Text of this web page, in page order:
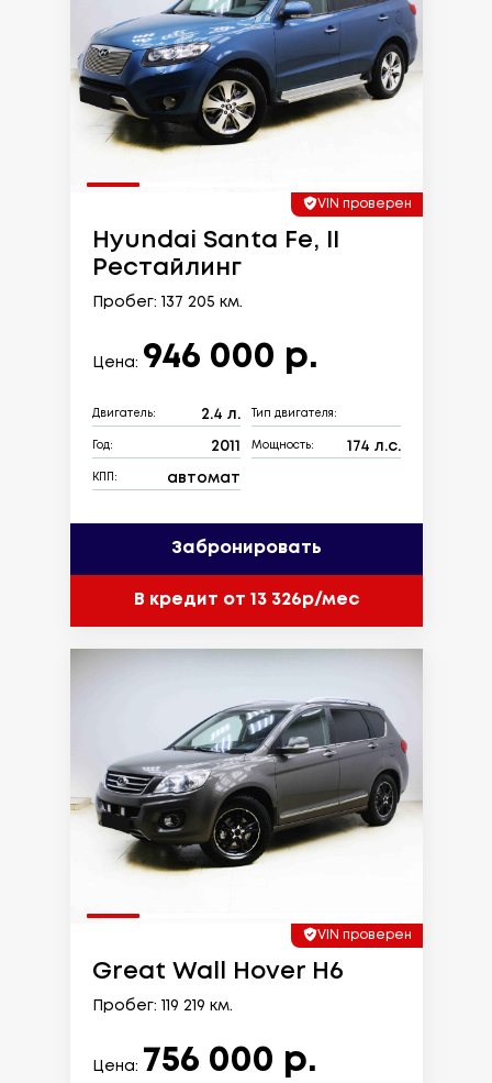
VIN проверен
Hyundai Santa Fe, II
Рестайлинг
Пробег: 137 205 км.
Цена: 946 000 р.
Двигатель: 2.4 л. Тип двигателя:
Год: 2011 Мощность: 174 л.с.
КПП: автомат
Забронировать
В кредит от 13 326р/мес
VIN проверен
Great Wall Hover H6
Пробег: 119 219 км.
Цена: 756 000 р.